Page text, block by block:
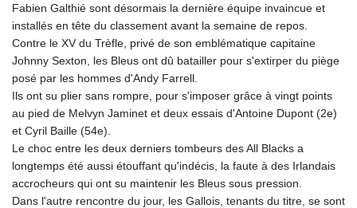
Fabien Galthié sont désormais la dernière équipe invaincue et
installés en tête du classement avant la semaine de repos.
Contre le XV du Trèfle, privé de son emblématique capitaine
Johnny Sexton, les Bleus ont dû batailler pour s'extirper du piège
posé par les hommes d'Andy Farrell.
Ils ont su plier sans rompre, pour s'imposer grâce à vingt points
au pied de Melvyn Jaminet et deux essais d'Antoine Dupont (2e)
et Cyril Baille (54e).
Le choc entre les deux derniers tombeurs des All Blacks a
longtemps été aussi étouffant qu'indécis, la faute à des Irlandais
accrocheurs qui ont su maintenir les Bleus sous pression.
Dans l'autre rencontre du jour, les Gallois, tenants du titre, se sont